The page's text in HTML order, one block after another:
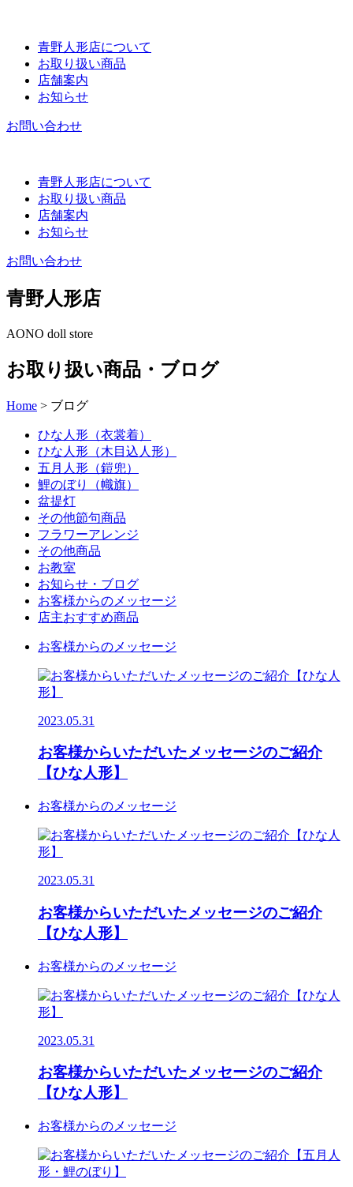
青野人形店について
お取り扱い商品
店舗案内
お知らせ
お問い合わせ
青野人形店について
お取り扱い商品
店舗案内
お知らせ
お問い合わせ
青野人形店
AONO doll store
お取り扱い商品・ブログ
Home > ブログ
ひな人形（衣裳着）
ひな人形（木目込人形）
五月人形（鎧兜）
鯉のぼり（幟旗）
盆提灯
その他節句商品
フラワーアレンジ
その他商品
お教室
お知らせ・ブログ
お客様からのメッセージ
店主おすすめ商品
お客様からのメッセージ
2023.05.31
お客様からいただいたメッセージのご紹介
【ひな人形】
お客様からのメッセージ
2023.05.31
お客様からいただいたメッセージのご紹介
【ひな人形】
お客様からのメッセージ
2023.05.31
お客様からいただいたメッセージのご紹介
【ひな人形】
お客様からのメッセージ